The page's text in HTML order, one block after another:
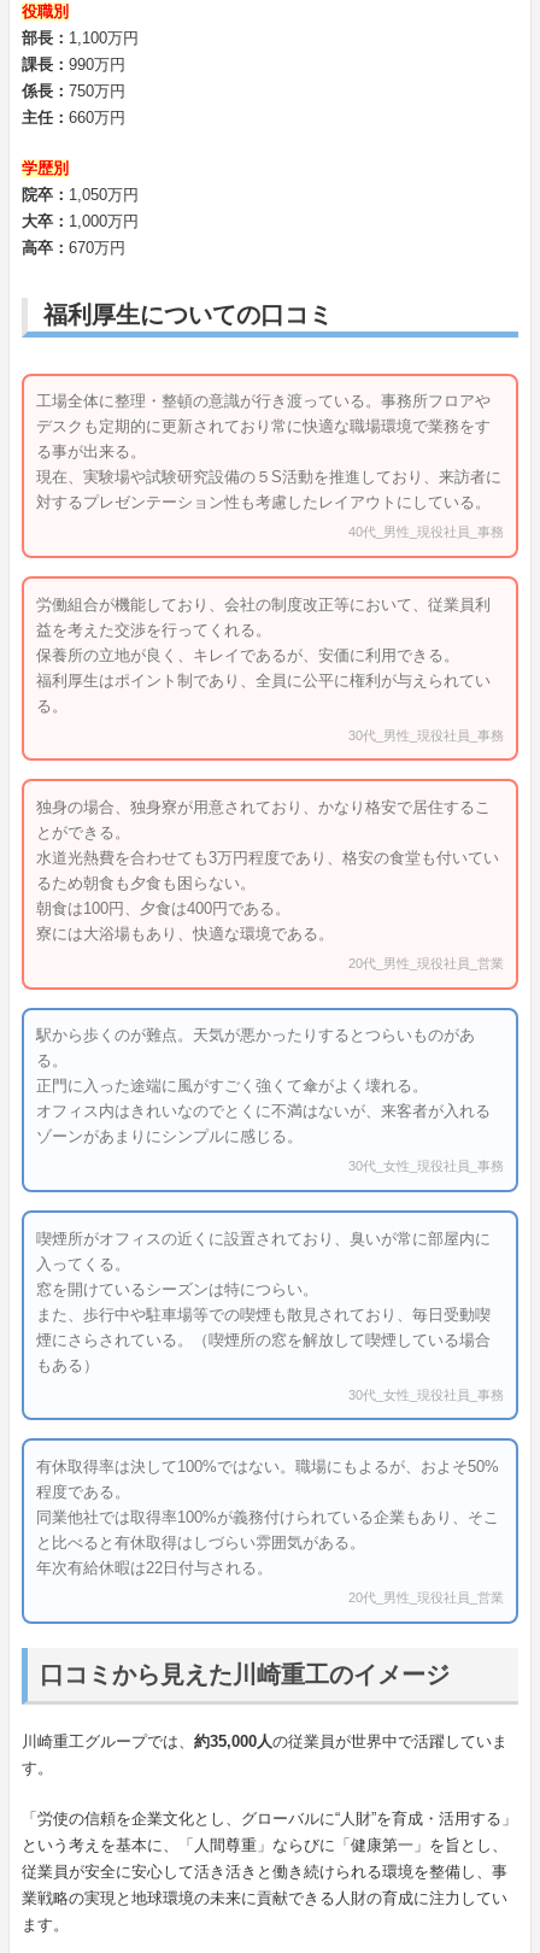
役職別
部長： 1,100万円
課長： 990万円
係長： 750万円
主任： 660万円
学歴別
院卒： 1,050万円
大卒： 1,000万円
高卒： 670万円
福利厚生についての口コミ
工場全体に整理・整頓の意識が行き渡っている。事務所フロアや
デスクも定期的に更新されており常に快適な職場環境で業務をす
る事が出来る。
現在、実験場や試験研究設備の５S活動を推進しており、来訪者に
対するプレゼンテーション性も考慮したレイアウトにしている。
40代_男性_現役社員_事務
労働組合が機能しており、会社の制度改正等において、従業員利
益を考えた交渉を行ってくれる。
保養所の立地が良く、キレイであるが、安価に利用できる。
福利厚生はポイント制であり、全員に公平に権利が与えられてい
る。
30代_男性_現役社員_事務
独身の場合、独身寮が用意されており、かなり格安で居住するこ
とができる。
水道光熱費を合わせても3万円程度であり、格安の食堂も付いてい
るため朝食も夕食も困らない。
朝食は100円、夕食は400円である。
寮には大浴場もあり、快適な環境である。
20代_男性_現役社員_営業
駅から歩くのが難点。天気が悪かったりするとつらいものがあ
る。
正門に入った途端に風がすごく強くて傘がよく壊れる。
オフィス内はきれいなのでとくに不満はないが、来客者が入れる
ゾーンがあまりにシンプルに感じる。
30代_女性_現役社員_事務
喫煙所がオフィスの近くに設置されており、臭いが常に部屋内に
入ってくる。
窓を開けているシーズンは特につらい。
また、歩行中や駐車場等での喫煙も散見されており、毎日受動喫
煙にさらされている。（喫煙所の窓を解放して喫煙している場合
もある）
30代_女性_現役社員_事務
有休取得率は決して100%ではない。職場にもよるが、およそ50%
程度である。
同業他社では取得率100%が義務付けられている企業もあり、そこ
と比べると有休取得はしづらい雰囲気がある。
年次有給休暇は22日付与される。
20代_男性_現役社員_営業
口コミから見えた川崎重工のイメージ
川崎重工グループでは、 約35,000人の従業員が世界中で活躍していま
す。
「労使の信頼を企業文化とし、グローバルに“人財”を育成・活用する」
という考えを基本に、「人間尊重」ならびに「健康第一」を旨とし、
従業員が安全に安心して活き活きと働き続けられる環境を整備し、事
業戦略の実現と地球環境の未来に貢献できる人財の育成に注力してい
ます。